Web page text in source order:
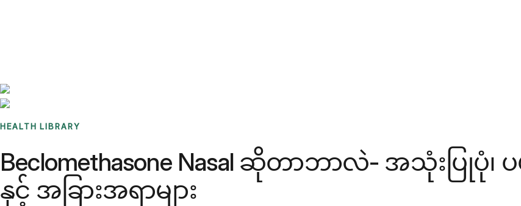
HEALTH LIBRARY
Beclomethasone Nasal ဆိုတာဘာလဲ- အသုံးပြုပုံ
နှင့် အခြားအရာများ